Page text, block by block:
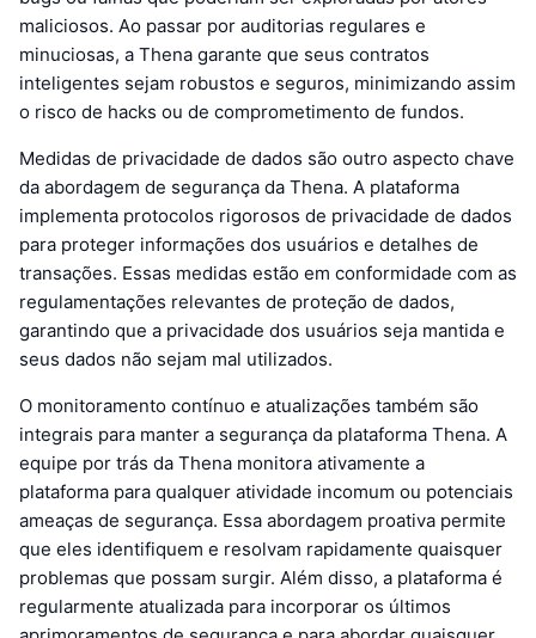
maliciosos. Ao passar por auditorias regulares e
minuciosas, a Thena garante que seus contratos
inteligentes sejam robustos e seguros, minimizando assim
o risco de hacks ou de comprometimento de fundos.
Medidas de privacidade de dados são outro aspecto chave
da abordagem de segurança da Thena. A plataforma
implementa protocolos rigorosos de privacidade de dados
para proteger informações dos usuários e detalhes de
transações. Essas medidas estão em conformidade com as
regulamentações relevantes de proteção de dados,
garantindo que a privacidade dos usuários seja mantida e
seus dados não sejam mal utilizados.
O monitoramento contínuo e atualizações também são
integrais para manter a segurança da plataforma Thena. A
equipe por trás da Thena monitora ativamente a
plataforma para qualquer atividade incomum ou potenciais
ameaças de segurança. Essa abordagem proativa permite
que eles identifiquem e resolvam rapidamente quaisquer
problemas que possam surgir. Além disso, a plataforma é
regularmente atualizada para incorporar os últimos